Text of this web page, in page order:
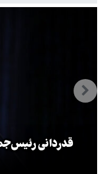
قدردانی